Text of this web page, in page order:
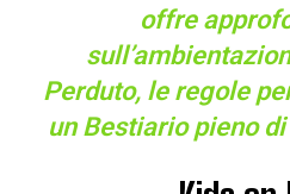
offre
Perduto, le regole
un Bestiario pieno